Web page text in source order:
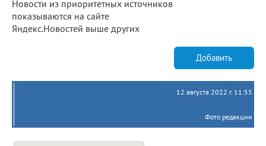
Новости из приоритетных источников
показываются на сайте
Яндекс.Новостей выше других
Добавить
12 августа 2022 г. 11:55
Фото редакции